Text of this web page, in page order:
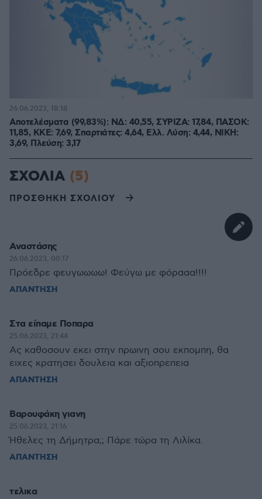
Αποτελέσματα (99,83%): ΝΔ: 40,55, ΣΥΡΙΖΑ: 17,84, ΠΑΣΟΚ:
11,85, ΚΚΕ: 7,69, Σπαρτιάτες: 4,64, Ελλ. Λύση: 4,44, ΝΙΚΗ:
3,69, Πλεύση: 3,17
26.06.2023, 18:18
ΣΧΟΛΙΑ (5)
ΠΡΟΣΘΗΚΗ ΣΧΟΛΙΟΥ
Αναστάσης
26.06.2023, 00:17
Πρόεδρε φευγωωωω! Φεύγω με φόρααα!!!!
ΑΠΑΝΤΗΣΗ
Στα είπαμε Ποπαρα
25.06.2023, 21:44
Ας καθοσουν εκει στην πρωινη σου εκπομπη, θα
ειχες κρατησει δουλεια και αξιοπρεπεια
ΑΠΑΝΤΗΣΗ
Βαρουφάκη γιανη
25.06.2023, 21:16
Ήθελες τη Δήμητρα;; Πάρε τώρα τη Λιλίκα.
ΑΠΑΝΤΗΣΗ
τελικα